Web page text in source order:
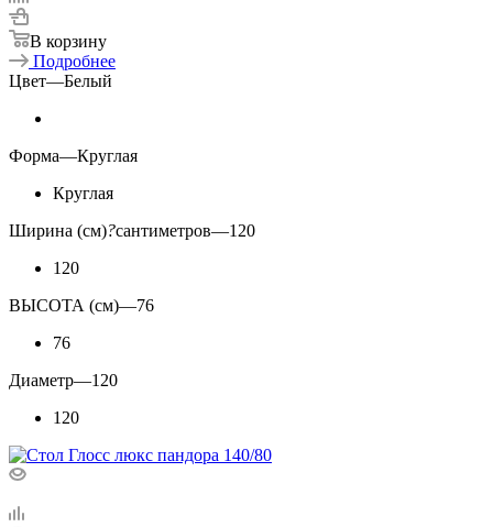
В корзину
Подробнее
Цвет—Белый
Форма—Круглая
Круглая
Ширина (см)?сантиметров—120
120
ВЫСОТА (см)—76
76
Диаметр—120
120